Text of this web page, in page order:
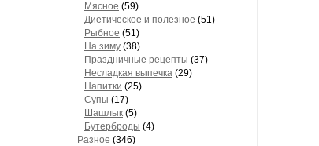
Мясное (59)
Диетическое и полезное (51)
Рыбное (51)
На зиму (38)
Праздничные рецепты (37)
Несладкая выпечка (29)
Напитки (25)
Супы (17)
Шашлык (5)
Бутерброды (4)
Разное (346)